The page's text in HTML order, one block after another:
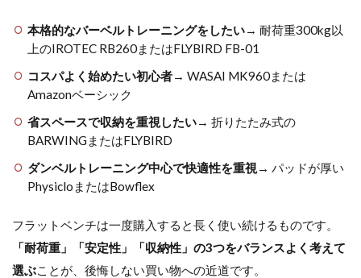
本格的なバーベルトレーニングをしたい→ 耐荷重300kg以
上のIROTEC RB260またはFLYBIRD FB-01
コスパよく始めたい初心者→ WASAI MK960または
Amazonベーシック
省スペースで収納を重視したい→ 折りたたみ式の
BARWINGまたはFLYBIRD
ダンベルトレーニング中心で快適性を重視→ パッドが厚い
PhysicloまたはBowflex
フラットベンチは一度購入すると長く使い続けるものです。
「耐荷重」「安定性」「収納性」の3つをバランスよく考えて
選ぶことが、後悔しない買い物への近道です。